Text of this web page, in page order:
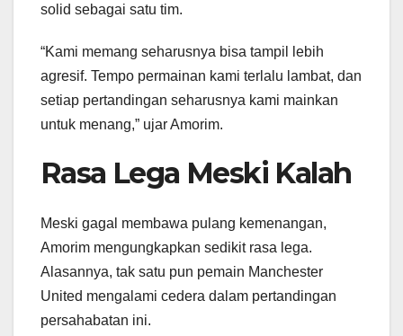
solid sebagai satu tim.
“Kami memang seharusnya bisa tampil lebih
agresif. Tempo permainan kami terlalu lambat, dan
setiap pertandingan seharusnya kami mainkan
untuk menang,” ujar Amorim.
Rasa Lega Meski Kalah
Meski gagal membawa pulang kemenangan,
Amorim mengungkapkan sedikit rasa lega.
Alasannya, tak satu pun pemain Manchester
United mengalami cedera dalam pertandingan
persahabatan ini.